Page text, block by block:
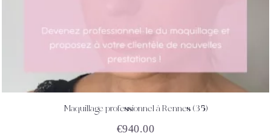
ACHETEZ DÉTAILS
Maquillage professionnel à Rennes (35)
€940.00